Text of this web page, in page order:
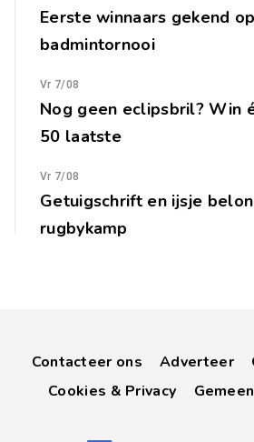
Eerste winnaars gekend
badmintornooi
Vr 7/08
Nog geen eclipsbril? Win
50 laatste
Vr 7/08
Getuigschrift en ijsje
rugbykamp
Contacteer ons Adverteer
Cookies & Privacy